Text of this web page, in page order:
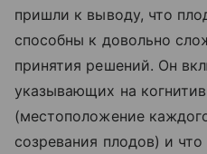
пришли к выводу, что
способны к довольно
принятия решений. Он
указывающих на
(местоположение
созревания плодов) и